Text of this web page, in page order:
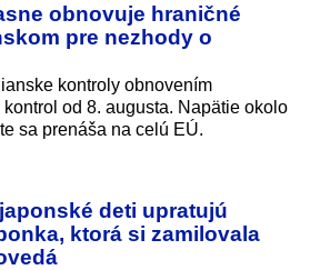
obnovuje hraničné
pre nezhody o
kontroly obnovením
od 8. augusta. Napätie okolo
sa prenáša na celú EÚ.
deti upratujú
ktorá si zamilovala